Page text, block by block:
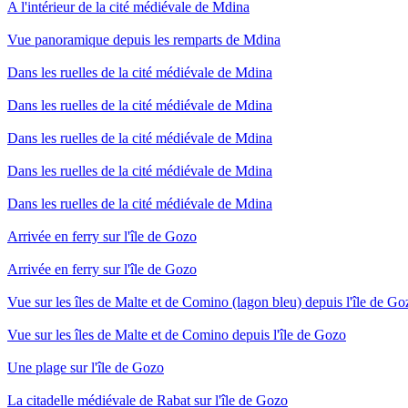
A l'intérieur de la cité médiévale de Mdina
Vue panoramique depuis les remparts de Mdina
Dans les ruelles de la cité médiévale de Mdina
Dans les ruelles de la cité médiévale de Mdina
Dans les ruelles de la cité médiévale de Mdina
Dans les ruelles de la cité médiévale de Mdina
Dans les ruelles de la cité médiévale de Mdina
Arrivée en ferry sur l'île de Gozo
Arrivée en ferry sur l'île de Gozo
Vue sur les îles de Malte et de Comino (lagon bleu) depuis l'île de
Vue sur les îles de Malte et de Comino depuis l'île de Gozo
Une plage sur l'île de Gozo
La citadelle médiévale de Rabat sur l'île de Gozo